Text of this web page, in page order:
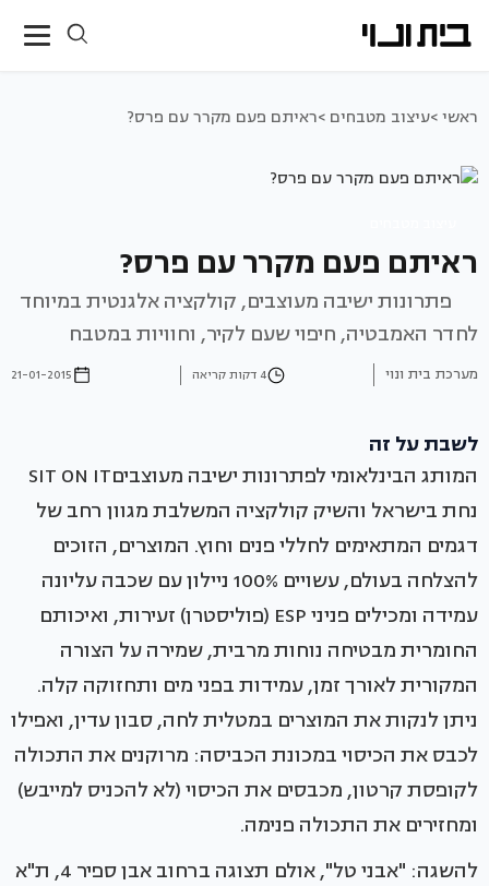
ראשי >עיצוב מטבחים >ראיתם פעם מקרר עם פרס?
ראיתם פעם מקרר עם פרס?
פתרונות ישיבה מעוצבים, קולקציה אלגנטית במיוחד
לחדר האמבטיה, חיפוי שעם לקיר, וחוויות במטבח
מערכת בית ונוי 4 דקות קריאה 21-01-2015
לשבת על זה
המותג הבינלאומי לפתרונות ישיבה מעוצביםSIT ON IT
נחת בישראל והשיק קולקציה המשלבת מגוון רחב של
דגמים המתאימים לחללי פנים וחוץ. המוצרים, הזוכים
להצלחה בעולם, עשויים 100% ניילון עם שכבה עליונה
עמידה ומכילים פניני ESP (פוליסטרן) זעירות, ואיכותם
החומרית מבטיחה נוחות מרבית, שמירה על הצורה
המקורית לאורך זמן, עמידות בפני מים ותחזוקה קלה.
ניתן לנקות את המוצרים במטלית לחה, סבון עדין, ואפילו
לכבס את הכיסוי במכונת הכביסה: מרוקנים את התכולה
לקופסת קרטון, מכבסים את הכיסוי (לא להכניס למייבש)
ומחזירים את התכולה פנימה.
להשגה: "אבני טל", אולם תצוגה ברחוב אבן ספיר 4, ת"א